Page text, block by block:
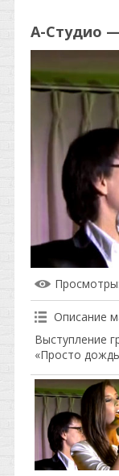
А-Студио
Просмотры
Описание
Выступление
«Просто